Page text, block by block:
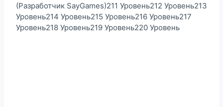
(Разработчик SayGames)211 Уровень212 Уровень213
Уровень214 Уровень215 Уровень216 Уровень217
Уровень218 Уровень219 Уровень220 Уровень